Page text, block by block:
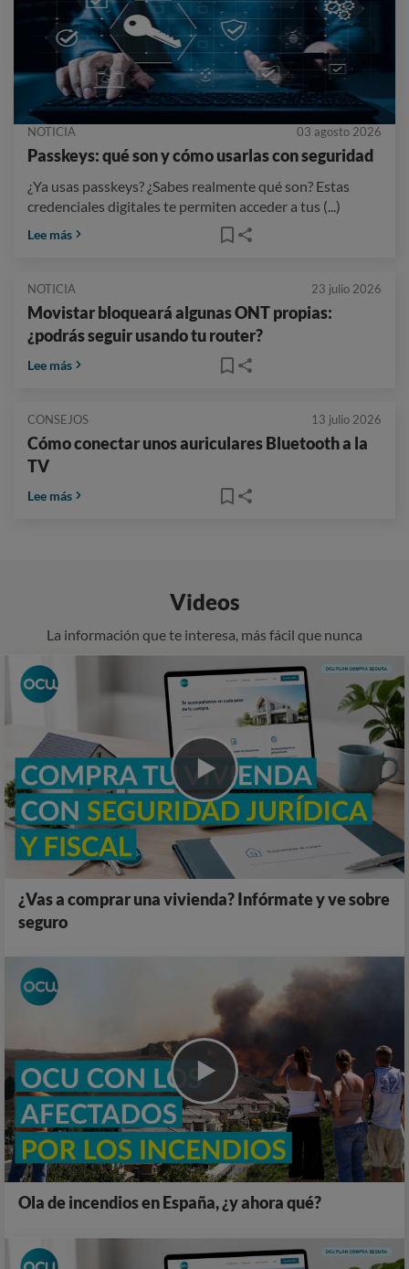
NOTICIA 03 agosto 2026
Passkeys: qué son y cómo usarlas con seguridad
¿Ya usas passkeys? ¿Sabes realmente qué son? Estas
credenciales digitales te permiten acceder a tus (...)
Lee más
NOTICIA 23 julio 2026
Movistar bloqueará algunas ONT propias:
¿podrás seguir usando tu router?
Lee más
CONSEJOS 13 julio 2026
Cómo conectar unos auriculares Bluetooth a la
TV
Lee más
Videos
La información que te interesa, más fácil que nunca
¿Vas a comprar una vivienda? Infórmate y ve sobre
seguro
Ola de incendios en España, ¿y ahora qué?